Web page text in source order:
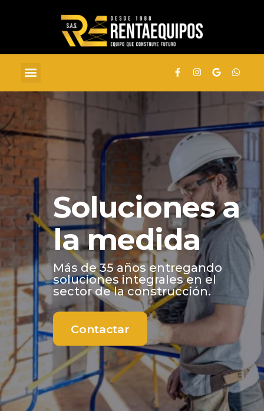
Soluciones a
la medida
Más de 35 años entregando
soluciones integrales en el
sector de la construcción.
Contactar